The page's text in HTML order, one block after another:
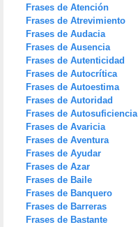
Frases de Atención
Frases de Atrevimiento
Frases de Audacia
Frases de Ausencia
Frases de Autenticidad
Frases de Autocrítica
Frases de Autoestima
Frases de Autoridad
Frases de Autosuficiencia
Frases de Avaricia
Frases de Aventura
Frases de Ayudar
Frases de Azar
Frases de Baile
Frases de Banquero
Frases de Barreras
Frases de Bastante